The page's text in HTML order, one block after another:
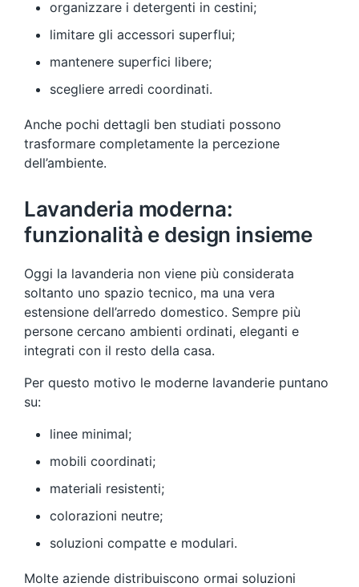
organizzare i detergenti in cestini;
limitare gli accessori superflui;
mantenere superfici libere;
scegliere arredi coordinati.
Anche pochi dettagli ben studiati possono
trasformare completamente la percezione
dell’ambiente.
Lavanderia moderna:
funzionalità e design insieme
Oggi la lavanderia non viene più considerata
soltanto uno spazio tecnico, ma una vera
estensione dell’arredo domestico. Sempre più
persone cercano ambienti ordinati, eleganti e
integrati con il resto della casa.
Per questo motivo le moderne lavanderie puntano
su:
linee minimal;
mobili coordinati;
materiali resistenti;
colorazioni neutre;
soluzioni compatte e modulari.
Molte aziende distribuiscono ormai soluzioni